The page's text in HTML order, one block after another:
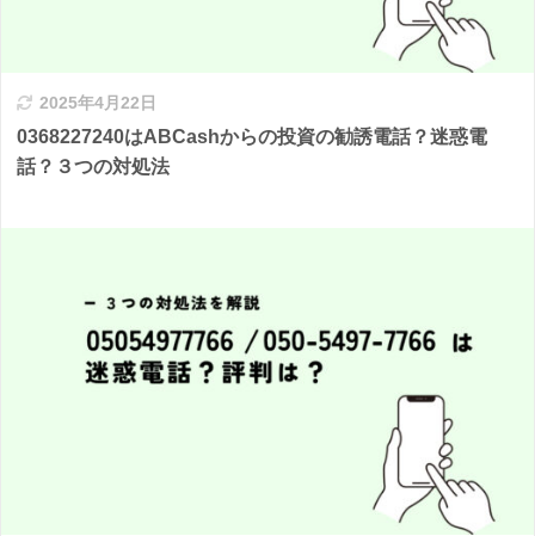
2025年4月22日
0368227240はABCashからの投資の勧誘電話？迷惑電
話？３つの対処法